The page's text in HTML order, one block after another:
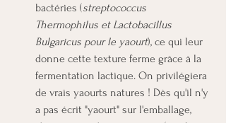
bactéries (streptococcus
Thermophilus et Lactobacillus
Bulgaricus pour le yaourt), ce qui leur
donne cette texture ferme grâce à la
fermentation lactique. On privilégiera
de vrais yaourts natures ! Dès qu'il n'y
a pas écrit "yaourt" sur l'emballage,